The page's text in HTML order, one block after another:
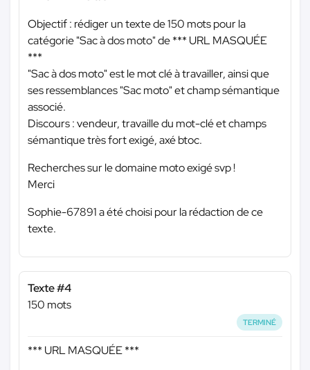
Objectif : rédiger un texte de 150 mots pour la
catégorie "Sac à dos moto" de*** URL MASQUÉE
***
"Sac à dos moto" est le mot clé à travailler, ainsi que
ses ressemblances "Sac moto" et champ sémantique
associé.
Discours : vendeur, travaille du mot-clé et champs
sémantique très fort exigé, axé btoc.
Recherches sur le domaine moto exigé svp !
Merci
Sophie-67891 a été choisi pour la rédaction de ce
texte.
Texte #4
150 mots
TERMINÉ
*** URL MASQUÉE ***